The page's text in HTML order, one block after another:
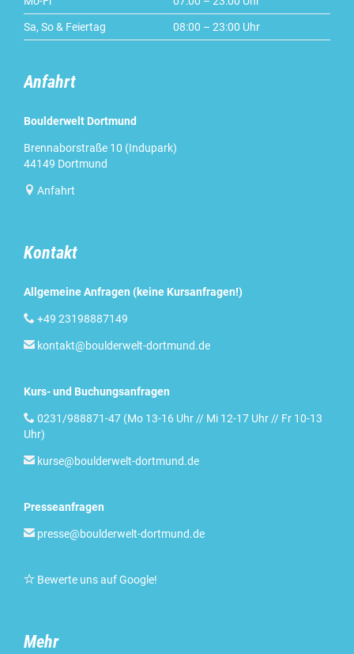
Sa, So & Feiertag 08:00 – 23:00 Uhr
Anfahrt
Boulderwelt Dortmund
Brennaborstraße 10 (Indupark)
44149 Dortmund
 Anfahrt
Kontakt
Allgemeine Anfragen (keine Kursanfragen!)
 +49 23198887149
 kontakt@boulderwelt-dortmund.de
Kurs- und Buchungsanfragen
 0231/988871-47 (Mo 13-16 Uhr // Mi 12-17 Uhr // Fr 10-13
Uhr)
 kurse@boulderwelt-dortmund.de
Presseanfragen
 presse@boulderwelt-dortmund.de
 Bewerte uns auf Google!
Mehr